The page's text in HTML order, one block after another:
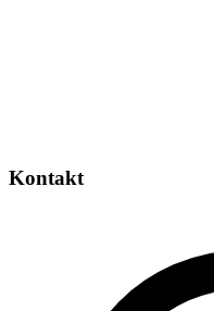
Kontakt